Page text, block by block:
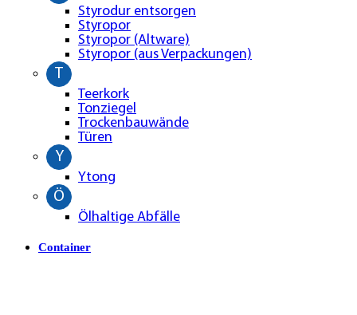
Styrodur entsorgen
Styropor
Styropor (Altware)
Styropor (aus Verpackungen)
T
Teerkork
Tonziegel
Trockenbauwände
Türen
Y
Ytong
Ö
Ölhaltige Abfälle
Container